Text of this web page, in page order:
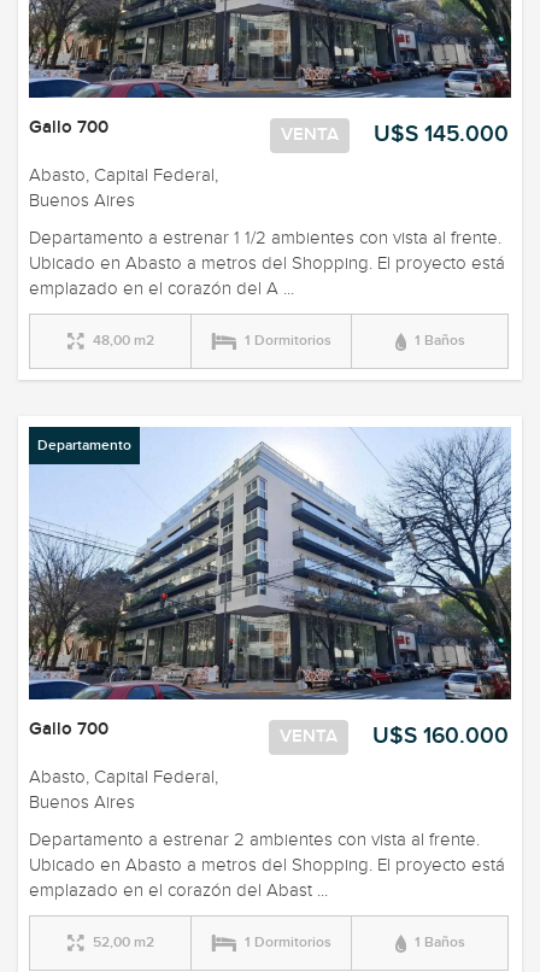
U$S 145.000
VENTA
Gallo 700
Abasto, Capital Federal,
Buenos Aires
Departamento a estrenar 1 1/2 ambientes con vista al frente.
Ubicado en Abasto a metros del Shopping. El proyecto está
emplazado en el corazón del A ...
48,00 m2 1 Dormitorios 1 Baños
Departamento
U$S 160.000
VENTA
Gallo 700
Abasto, Capital Federal,
Buenos Aires
Departamento a estrenar 2 ambientes con vista al frente.
Ubicado en Abasto a metros del Shopping. El proyecto está
emplazado en el corazón del Abast ...
52,00 m2 1 Dormitorios 1 Baños